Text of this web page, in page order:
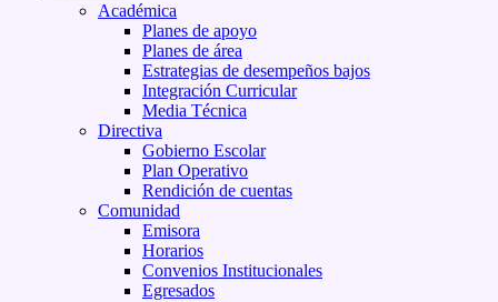
Académica
Planes de apoyo
Planes de área
Estrategias de desempeños bajos
Integración Curricular
Media Técnica
Directiva
Gobierno Escolar
Plan Operativo
Rendición de cuentas
Comunidad
Emisora
Horarios
Convenios Institucionales
Egresados